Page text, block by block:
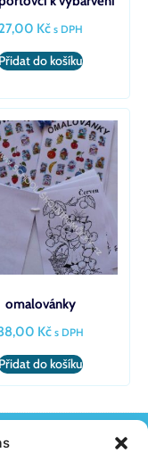
27,00 Kč s DPH
do košíku
omalovánky
Kč s DPH
do košíku